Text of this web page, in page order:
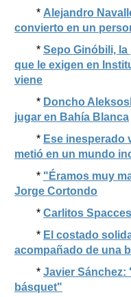
* Alejandro
convierto en un
* Sepo Ginóbili,
que le exigen en
viene
* Doncho
jugar en Bahía Blanca
* Ese inesperado
metió en un mundo
* "Éramos muy
Jorge Cortondo
* Carlitos
* El costado
acompañado de una
* Javier Sánchez:
básquet"